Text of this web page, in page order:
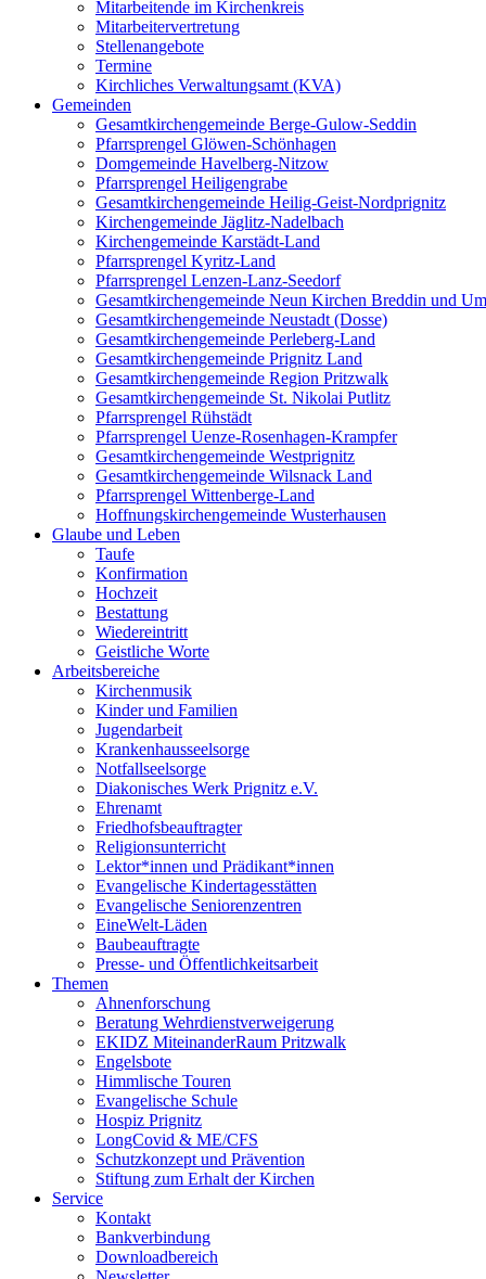
Mitarbeitende im Kirchenkreis
Mitarbeitervertretung
Stellenangebote
Termine
Kirchliches Verwaltungsamt (KVA)
Gemeinden
Gesamtkirchengemeinde Berge-Gulow-Seddin
Pfarrsprengel Glöwen-Schönhagen
Domgemeinde Havelberg-Nitzow
Pfarrsprengel Heiligengrabe
Gesamtkirchengemeinde Heilig-Geist-Nordprignitz
Kirchengemeinde Jäglitz-Nadelbach
Kirchengemeinde Karstädt-Land
Pfarrsprengel Kyritz-Land
Pfarrsprengel Lenzen-Lanz-Seedorf
Gesamtkirchengemeinde Neun Kirchen Breddin und
Gesamtkirchengemeinde Neustadt (Dosse)
Gesamtkirchengemeinde Perleberg-Land
Gesamtkirchengemeinde Prignitz Land
Gesamtkirchengemeinde Region Pritzwalk
Gesamtkirchengemeinde St. Nikolai Putlitz
Pfarrsprengel Rühstädt
Pfarrsprengel Uenze-Rosenhagen-Krampfer
Gesamtkirchengemeinde Westprignitz
Gesamtkirchengemeinde Wilsnack Land
Pfarrsprengel Wittenberge-Land
Hoffnungskirchengemeinde Wusterhausen
Glaube und Leben
Taufe
Konfirmation
Hochzeit
Bestattung
Wiedereintritt
Geistliche Worte
Arbeitsbereiche
Kirchenmusik
Kinder und Familien
Jugendarbeit
Krankenhausseelsorge
Notfallseelsorge
Diakonisches Werk Prignitz e.V.
Ehrenamt
Friedhofsbeauftragter
Religionsunterricht
Lektor*innen und Prädikant*innen
Evangelische Kindertagesstätten
Evangelische Seniorenzentren
EineWelt-Läden
Baubeauftragte
Presse- und Öffentlichkeitsarbeit
Themen
Ahnenforschung
Beratung Wehrdienstverweigerung
EKIDZ MiteinanderRaum Pritzwalk
Engelsbote
Himmlische Touren
Evangelische Schule
Hospiz Prignitz
LongCovid & ME/CFS
Schutzkonzept und Prävention
Stiftung zum Erhalt der Kirchen
Service
Kontakt
Bankverbindung
Downloadbereich